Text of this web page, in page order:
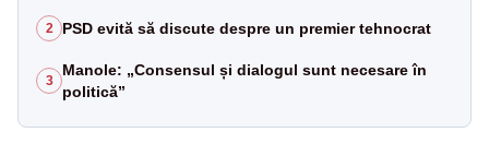
2 PSD evită să discute despre un premier tehnocrat
3
Manole: „Consensul și dialogul sunt necesare în
politică”